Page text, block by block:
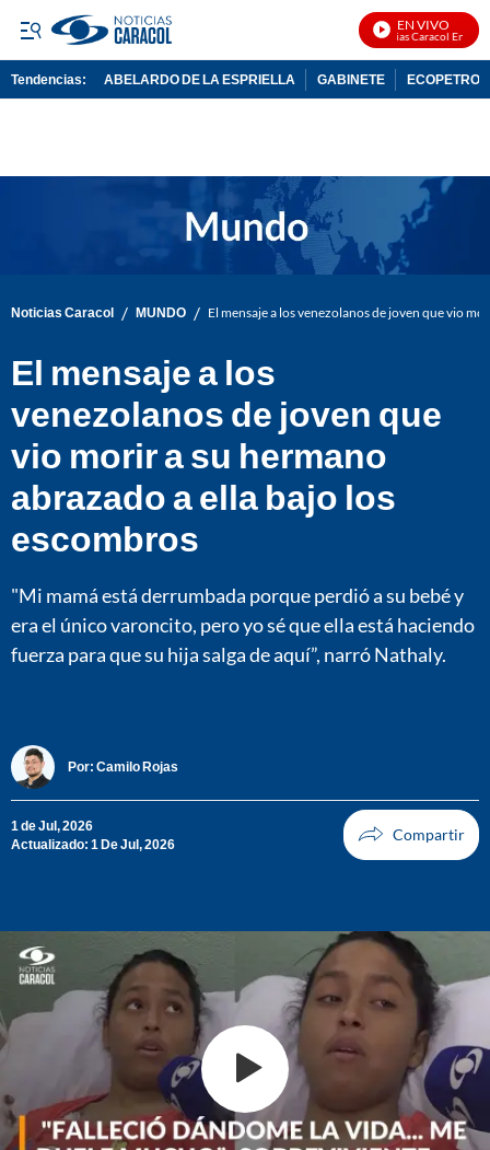
EN VIVO
Noticias Caracol En Vivo
Tendencias: ABELARDO DE LA ESPRIELLA GABINETE ECOPETROL
Noticias Caracol / MUNDO / El mensaje a los venezolanos de joven que vio
El mensaje a los
venezolanos de joven que
vio morir a su hermano
abrazado a ella bajo los
escombros
"Mi mamá está derrumbada porque perdió a su bebé y
era el único varoncito, pero yo sé que ella está haciendo
fuerza para que su hija salga de aquí”, narró Nathaly.
Por: Camilo Rojas
1 de Jul, 2026
Actualizado: 1 De Jul, 2026